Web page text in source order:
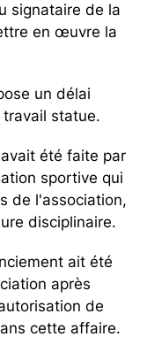
signataire de la
en œuvre la
un délai
travail statue.
été faite par
sportive qui
de l'association,
disciplinaire.
ait été
après
de
cette affaire.